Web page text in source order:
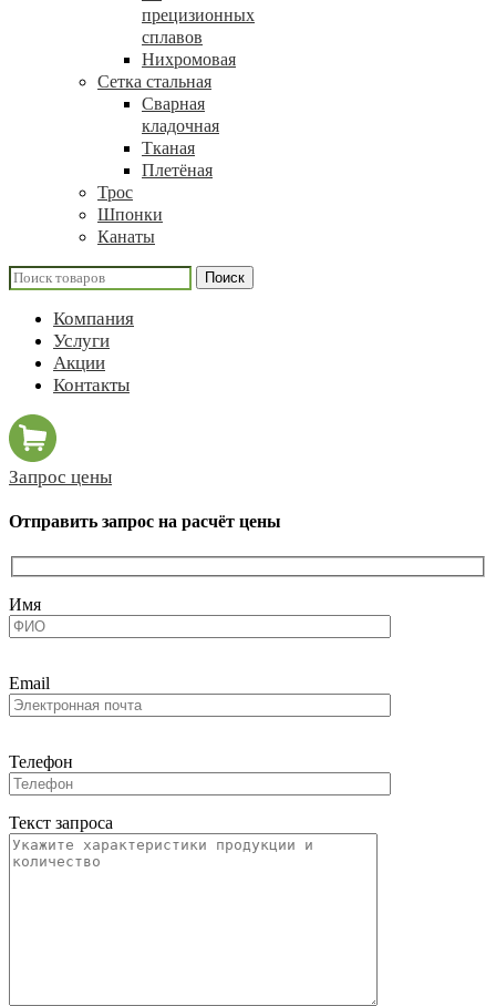
прецизионных
сплавов
Нихромовая
Сетка стальная
Сварная
кладочная
Тканая
Плетёная
Трос
Шпонки
Канаты
Поиск
Компания
Услуги
Акции
Контакты
Запрос цены
Отправить запрос на расчёт цены
Имя
Email
Телефон
Текст запроса